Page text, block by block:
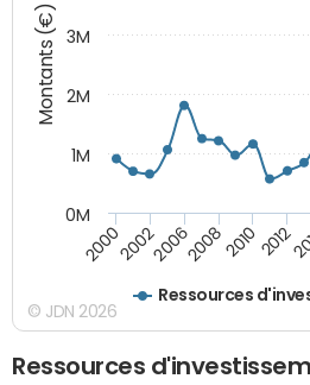
Montants (€)
Ressources
20002002200620082010 2012
0M
1M
2M
3M
© JDN 2026
Ressources